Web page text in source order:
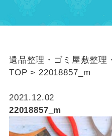
遺品整理・ゴミ屋敷整理
TOP > 22018857_m
2021.12.02
22018857_m